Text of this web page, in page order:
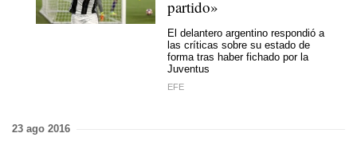
partido»
El delantero argentino respondió a
las críticas sobre su estado de
forma tras haber fichado por la
Juventus
EFE
23 ago 2016